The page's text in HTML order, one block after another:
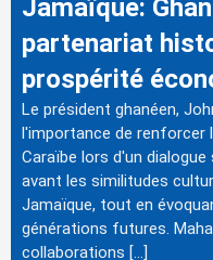
Jamaïque:
partenariat
prospérité
Le président ghanéen,
l'importance de renforcer
Caraïbe lors d'un
avant les similitudes
Jamaïque, tout en
générations futures.
collaborations […]